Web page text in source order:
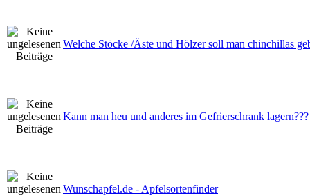
Welche Stöcke /Äste und Hölzer soll man chinchillas
Kann man heu und anderes im Gefrierschrank lagern???
Wunschapfel.de - Apfelsortenfinder